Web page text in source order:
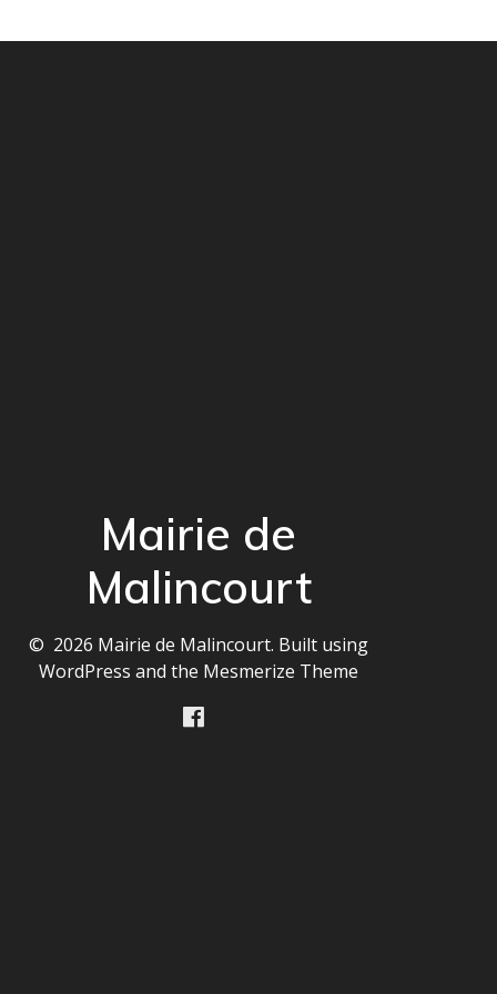
Mairie de
Malincourt
© 2026 Mairie de Malincourt. Built using
WordPress and the Mesmerize Theme